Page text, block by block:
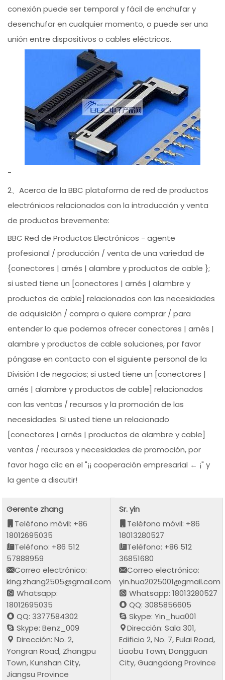
conexión puede ser temporal y fácil de enchufar y
desenchufar en cualquier momento, o puede ser una
unión entre dispositivos o cables eléctricos.
-
2、Acerca de la BBC plataforma de red de productos
electrónicos relacionados con la introducción y venta
de productos brevemente:
BBC Red de Productos Electrónicos - agente
profesional / producción / venta de una variedad de
{conectores | arnés | alambre y productos de cable };
si usted tiene un [conectores | arnés | alambre y
productos de cable] relacionados con las necesidades
de adquisición / compra o quiere comprar / para
entender lo que podemos ofrecer conectores | arnés |
alambre y productos de cable soluciones, por favor
póngase en contacto con el siguiente personal de la
División I de negocios; si usted tiene un [conectores |
arnés | alambre y productos de cable] relacionados
con las ventas / recursos y la promoción de las
necesidades. Si usted tiene un relacionado
[conectores | arnés | productos de alambre y cable]
ventas / recursos y necesidades de promoción, por
favor haga clic en el "¡¡ cooperación empresarial ← ¡" y
la gente a discutir!
Gerente zhang
Teléfono móvil: +86
18012695035
Teléfono: +86 512
57888959
Correo electrónico:
king.zhang2505@gmail.com
Whatsapp:
18012695035
QQ: 3377584302
Skype: Benz_009
Dirección: No. 2,
Yongran Road, Zhangpu
Town, Kunshan City,
Jiangsu Province
Sr. yin
Teléfono móvil: +86
18013280527
Teléfono: +86 512
36851680
Correo electrónico:
yin.hua2025001@gmail.com
Whatsapp: 18013280527
QQ: 3085856605
Skype: Yin_hua001
Dirección: Sala 301,
Edificio 2, No. 7, Fulai Road,
Liaobu Town, Dongguan
City, Guangdong Province